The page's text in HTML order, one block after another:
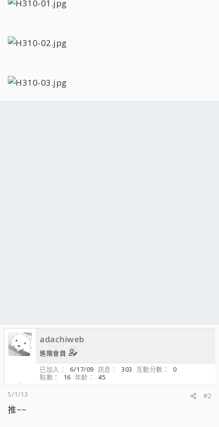
adachiweb
進階會員
已加入
6/17/09 訊息 303 互動分數
0
點數
16 年齡
45
5/1/13
#2
推~~